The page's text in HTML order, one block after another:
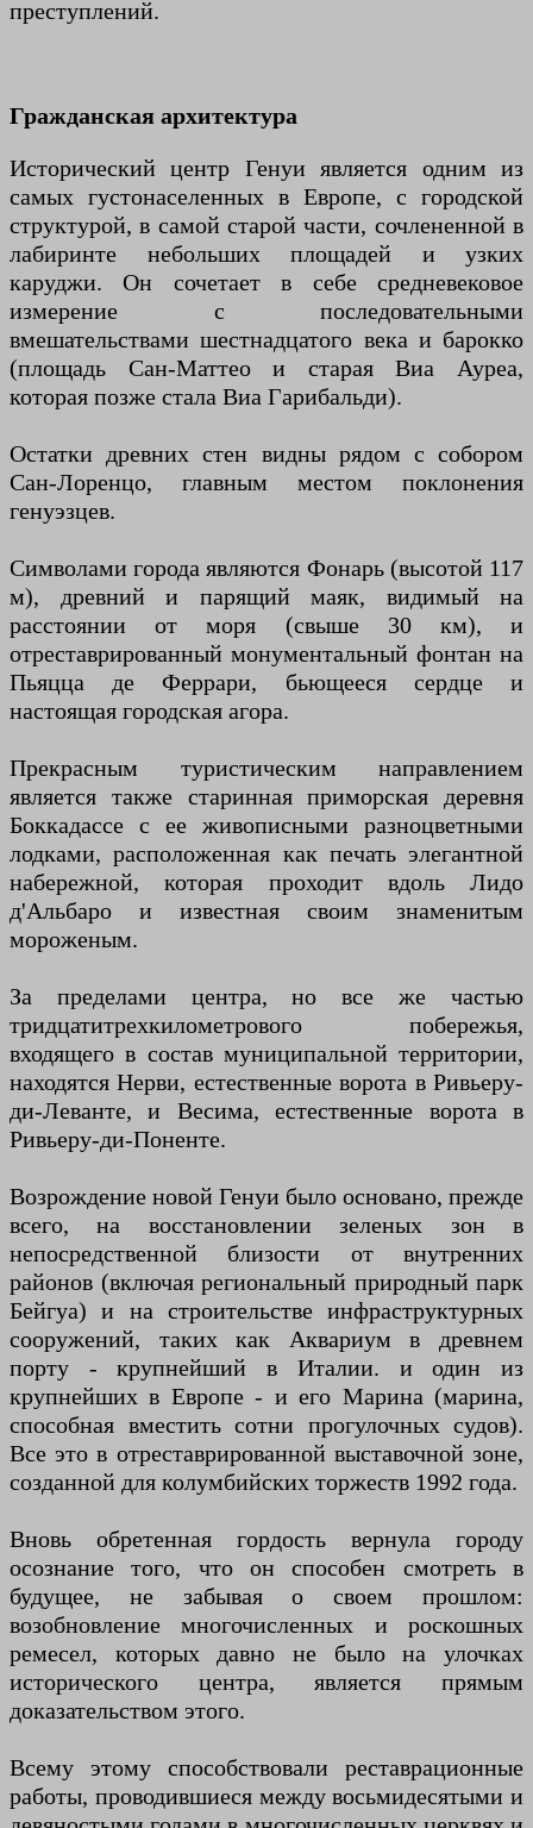
преступлений.
Гражданская архитектура
Исторический центр Генуи является одним из
самых густонаселенных в Европе, с городской
структурой, в самой старой части, сочлененной в
лабиринте небольших площадей и узких
каруджи. Он сочетает в себе средневековое
измерение с последовательными
вмешательствами шестнадцатого века и барокко
(площадь Сан-Маттео и старая Виа Ауреа,
которая позже стала Виа Гарибальди).
Остатки древних стен видны рядом с собором
Сан-Лоренцо, главным местом поклонения
генуэзцев.
Символами города являются Фонарь (высотой 117
м), древний и парящий маяк, видимый на
расстоянии от моря (свыше 30 км), и
отреставрированный монументальный фонтан на
Пьяцца де Феррари, бьющееся сердце и
настоящая городская агора.
Прекрасным туристическим направлением
является также старинная приморская деревня
Боккадассе с ее живописными разноцветными
лодками, расположенная как печать элегантной
набережной, которая проходит вдоль Лидо
д'Альбаро и известная своим знаменитым
мороженым.
За пределами центра, но все же частью
тридцатитрехкилометрового побережья,
входящего в состав муниципальной территории,
находятся Нерви, естественные ворота в Ривьеру-
ди-Леванте, и Весима, естественные ворота в
Ривьеру-ди-Поненте.
Возрождение новой Генуи было основано, прежде
всего, на восстановлении зеленых зон в
непосредственной близости от внутренних
районов (включая региональный природный парк
Бейгуа) и на строительстве инфраструктурных
сооружений, таких как Аквариум в древнем
порту - крупнейший в Италии. и один из
крупнейших в Европе - и его Марина (марина,
способная вместить сотни прогулочных судов).
Все это в отреставрированной выставочной зоне,
созданной для колумбийских торжеств 1992 года.
Вновь обретенная гордость вернула городу
осознание того, что он способен смотреть в
будущее, не забывая о своем прошлом:
возобновление многочисленных и роскошных
ремесел, которых давно не было на улочках
исторического центра, является прямым
доказательством этого.
Всему этому способствовали реставрационные
работы, проводившиеся между восьмидесятыми и